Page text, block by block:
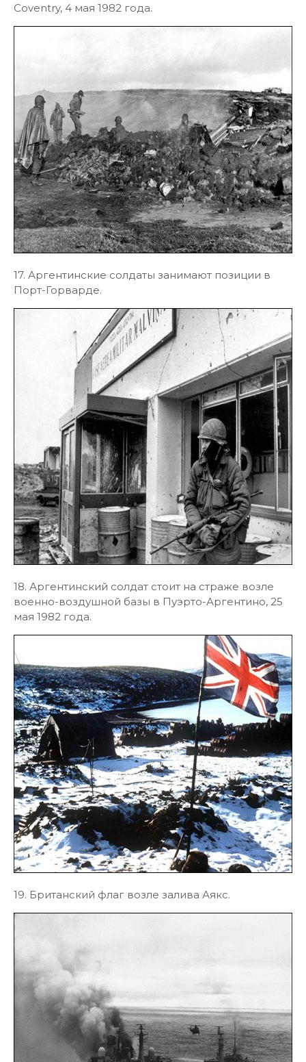
Coventry, 4 мая 1982 года.
17. Аргентинские солдаты занимают позиции в
Порт-Горварде.
18. Аргентинский солдат стоит на страже возле
военно-воздушной базы в Пуэрто-Аргентино, 25
мая 1982 года.
19. Британский флаг возле залива Аякс.